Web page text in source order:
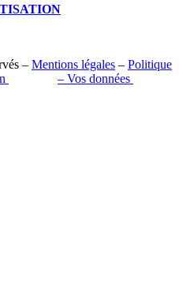
– Mentions légales – Politique
– Vos données